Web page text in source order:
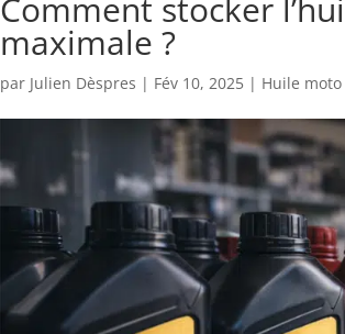
Comment stocker
maximale ?
par Julien Dèspres | Fév 10, 2025 | Huile moto